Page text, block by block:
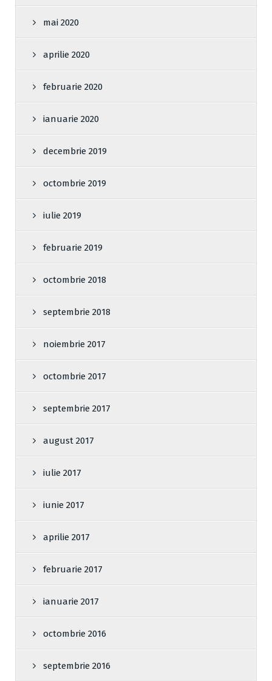
mai 2020
aprilie 2020
februarie 2020
ianuarie 2020
decembrie 2019
octombrie 2019
iulie 2019
februarie 2019
octombrie 2018
septembrie 2018
noiembrie 2017
octombrie 2017
septembrie 2017
august 2017
iulie 2017
iunie 2017
aprilie 2017
februarie 2017
ianuarie 2017
octombrie 2016
septembrie 2016